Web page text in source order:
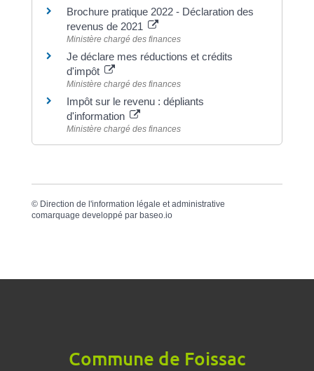
Brochure pratique 2022 - Déclaration des
revenus de 2021
Ministère chargé des finances
Je déclare mes réductions et crédits
d'impôt
Ministère chargé des finances
Impôt sur le revenu : dépliants
d'information
Ministère chargé des finances
© Direction de l'information légale et administrative
comarquage developpé par baseo.io
Commune de Foissac